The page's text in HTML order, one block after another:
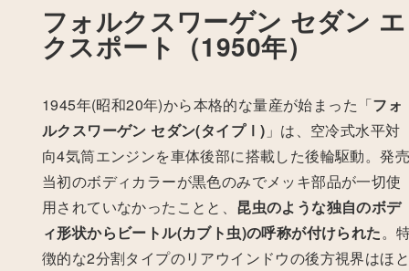
フォルクスワーゲン セダン エ
クスポート（1950年）
1945年(昭和20年)から本格的な量産が始まった「フォ
ルクスワーゲン セダン(タイプⅠ) 」は、空冷式水平対
向4気筒エンジンを車体後部に搭載した後輪駆動。発売
当初のボディカラーが黒色のみでメッキ部品が一切使
用されていなかったことと、 昆虫のような独自のボデ
ィ形状からビートル(カブト虫)の呼称が付けられた。
徴的な2分割タイプのリアウインドウの後方視界はほと